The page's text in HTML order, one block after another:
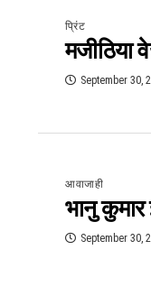
प्रिंट
मजीठिया
September 30,
आवाजाही
भानु
September 30,